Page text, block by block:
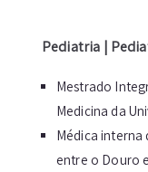
Pediatria |
Mestrado
Medicina da
Médica
entre o Douro